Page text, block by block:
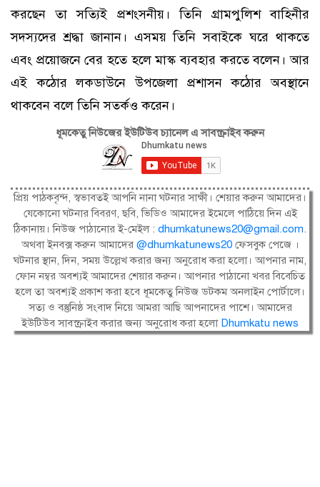
করছেন তা সত্যিই প্রশংসনীয়। তিনি গ্রামপুলিশ বাহিনীর
সদস্যদের শ্রদ্ধা জানান। এসময় তিনি সবাইকে ঘরে থাকতে
এবং প্রয়োজনে বের হতে হলে মাস্ক ব্যবহার করতে বলেন। আর
এই কঠোর লকডাউনে উপজেলা প্রশাসন কঠোর অবস্থানে
থাকবেন বলে তিনি সতর্কও করেন।
ধূমকেতু নিউজের ইউটিউব চ্যানেল এ সাবস্ক্রাইব করুন
প্রিয় পাঠকবৃন্দ, স্বভাবতই আপনি নানা ঘটনার সাক্ষী। শেয়ার করুন আমাদের।
যেকোনো ঘটনার বিবরণ, ছবি, ভিডিও আমাদের ইমেলে পাঠিয়ে দিন এই
ঠিকানায়। নিউজ পাঠানোর ই-মেইল : dhumkatunews20@gmail.com.
অথবা ইনবক্স করুন আমাদের@dhumkatunews20 ফেসবুক পেজে ।
ঘটনার স্থান, দিন, সময় উল্লেখ করার জন্য অনুরোধ করা হলো। আপনার নাম,
ফোন নম্বর অবশ্যই আমাদের শেয়ার করুন। আপনার পাঠানো খবর বিবেচিত
হলে তা অবশ্যই প্রকাশ করা হবে ধূমকেতু নিউজ ডটকম অনলাইন পোর্টালে।
সত্য ও বস্তুনিষ্ঠ সংবাদ নিয়ে আমরা আছি আপনাদের পাশে। আমাদের
ইউটিউব সাবস্ক্রাইব করার জন্য অনুরোধ করা হলো Dhumkatu news